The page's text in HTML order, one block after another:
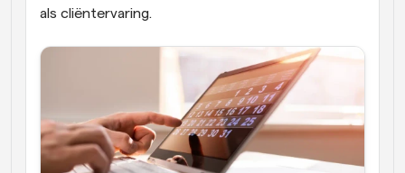
als cliëntervaring.